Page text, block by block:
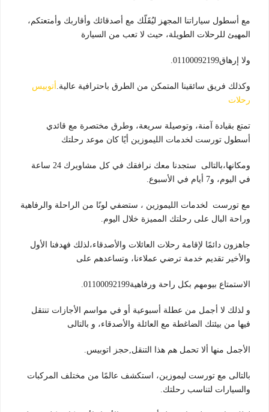
مع أسطول سياراتنا المجهز ليُقَلّك مع أصدقائك وأقاربك وأمتعتكم،
المهيئ للرحلات الطويلة، حيث لا تعب من السيارة
ولا إرهاق01100092199.
وكذلك فريق سائقينا المتمكن من الطرق باحترافية عالية. أتوبيس
رحلات
تمتع بقيادة آمنة، وتوصيلة سريعة، وطرق مختصرة مع قائدي
أسطول تورست لخدمات الليموزين أيًا كان موعد رحلتك
ومكانها،بالتالى ستجدنا معك نرافقك في كل مشاويرك 24 ساعة
في اليوم، و7 أيام في الأسبوع.
مع تورست لخدمات الليموزين ، ستضفي لونًا من الراحلة والرفاهية
وراحة البال على رحلتك المميزة خلال اليوم.
جاهزون دائمًا لإقامة رحلات العائلات والأصدقاء،لذلك فهدفنا الأول
والأخير تقديم خدمة ترضي عملاءنا، وتساعدهم على
الاستمتاع بيومهم بكل راحة ورفاهية01100092199.
و لذلك لا أجمل من عطلة أسبوعية أو في مواسم الأجازات تنتقل
فيها من بيئتك الضاغطة مع العائلة والأصدقاء، و بالتالى
الأجمل منها ألا تحمل هم هذا التنقل,حجز اتوبيس.
بالتالى مع تورست ليموزين، استكشف عالمًا من مختلف المركبات
والسيارات لتناسب رحلتك.